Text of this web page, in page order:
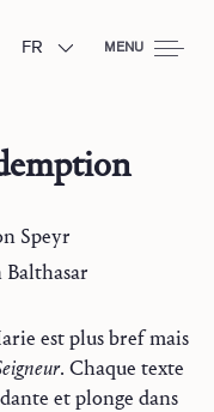
FR MENU
Speyr
Balthasar
est plus bref mais
. Chaque texte
et plonge dans